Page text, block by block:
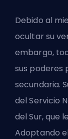
Debido al
ocultar su
embargo,
sus poderes
secundaria.
del Servicio
del Sur, que
Adoptando